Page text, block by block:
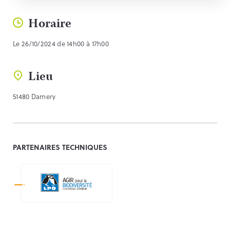
Horaire
Le 26/10/2024 de 14h00 à 17h00
Lieu
51480 Damery
PARTENAIRES TECHNIQUES